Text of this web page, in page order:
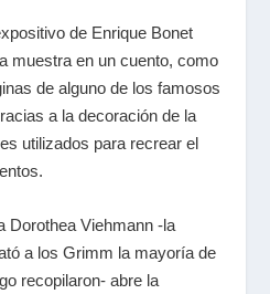
de Enrique Bonet
muestra en un cuento, como
de alguno de los famosos
a la decoración de la
utilizados para recrear el
Dorothea Viehmann -la
a los Grimm la mayoría de
recopilaron- abre la